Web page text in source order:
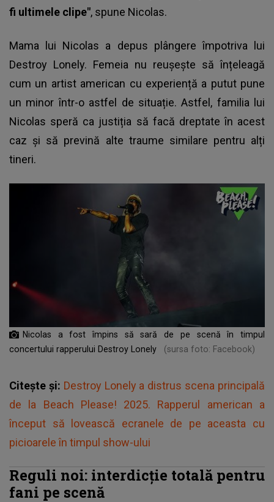
fi ultimele clipe", spune Nicolas.
Mama lui Nicolas a depus plângere împotriva lui
Destroy Lonely. Femeia nu reușește să înțeleagă
cum un artist american cu experiență a putut pune
un minor într-o astfel de situație. Astfel, familia lui
Nicolas speră ca justiția să facă dreptate în acest
caz și să prevină alte traume similare pentru alți
tineri.
Nicolas a fost împins să sară de pe scenă în timpul
concertului rapperului Destroy Lonely
(sursa foto: Facebook)
Citește și: Destroy Lonely a distrus scena principală
de la Beach Please! 2025. Rapperul american a
început să lovească ecranele de pe aceasta cu
picioarele în timpul show-ului
Reguli noi: interdicție totală pentru
fani pe scenă